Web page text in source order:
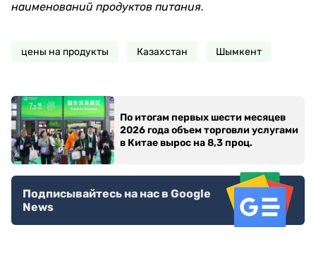
наименований продуктов питания.
цены на продукты Казахстан Шымкент
По итогам первых шести месяцев
2026 года объем торговли услугами
в Китае вырос на 8,3 проц.
Подписывайтесь на нас в Google
News